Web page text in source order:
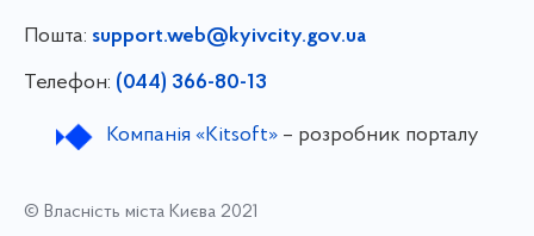
Пошта: support.web@kyivcity.gov.ua
Телефон: (044) 366-80-13
Компанія «Kitsoft»– розробник порталу
© Власність міста Києва 2021